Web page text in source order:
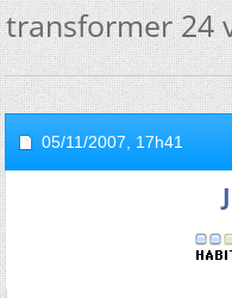
transformer 24
05/11/2007, 17h41